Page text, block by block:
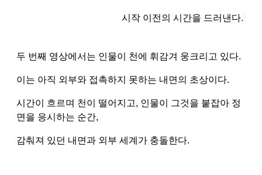
시작 이전의 시간을 드러낸다.
두 번째 영상에서는 인물이 천에 휘감겨 웅크리고 있다.
이는 아직 외부와 접촉하지 못하는 내면의 초상이다.
시간이 흐르며 천이 떨어지고, 인물이 그것을 붙잡아 정
면을 응시하는 순간,
감춰져 있던 내면과 외부 세계가 충돌한다.